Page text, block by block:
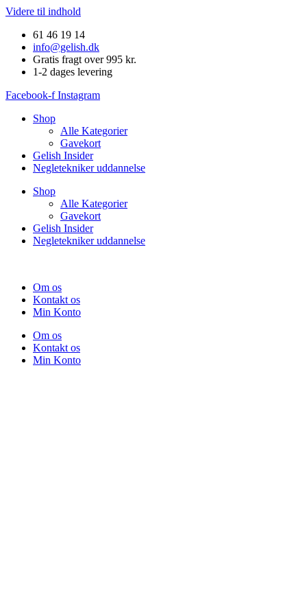
Videre til indhold
61 46 19 14
info@gelish.dk
Gratis fragt over 995 kr.
1-2 dages levering
Facebook-f Instagram
Shop
Alle Kategorier
Gavekort
Gelish Insider
Negletekniker uddannelse
Shop
Alle Kategorier
Gavekort
Gelish Insider
Negletekniker uddannelse
Om os
Kontakt os
Min Konto
Om os
Kontakt os
Min Konto